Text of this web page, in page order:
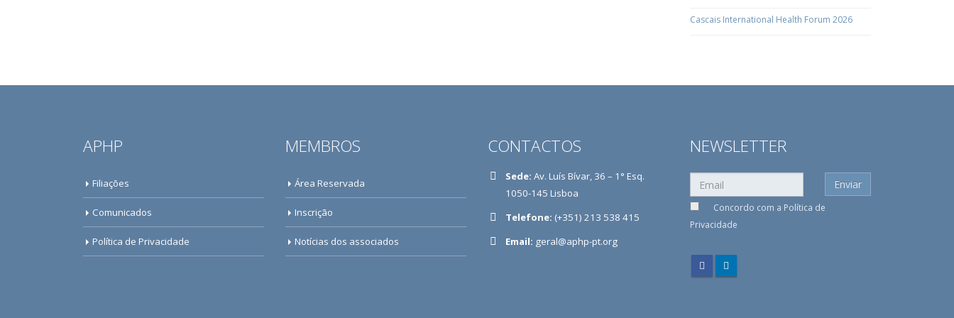
Cascais International Health Forum 2026
APHP
Filiações
Comunicados
Política de Privacidade
MEMBROS
Área Reservada
Inscrição
Notícias dos associados
CONTACTOS
Sede: Av. Luís Bívar, 36 – 1° Esq.
1050-145 Lisboa
Telefone: (+351) 213 538 415
Email: geral@aphp-pt.org
NEWSLETTER
Concordo com a Política de
Privacidade